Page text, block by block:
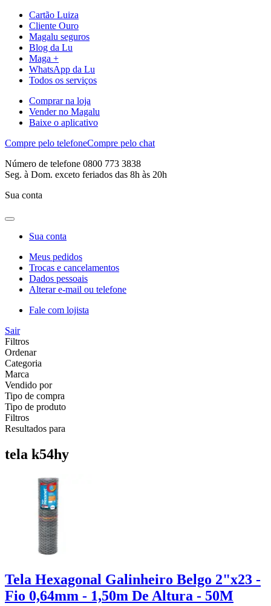
Cartão Luiza
Cliente Ouro
Magalu seguros
Blog da Lu
Maga +
WhatsApp da Lu
Todos os serviços
Comprar na loja
Vender no Magalu
Baixe o aplicativo
Compre pelo telefoneCompre pelo chat
Número de telefone 0800 773 3838
Seg. à Dom. exceto feriados das 8h às 20h
Sua conta
Sua conta
Meus pedidos
Trocas e cancelamentos
Dados pessoais
Alterar e-mail ou telefone
Fale com lojista
Sair
Filtros
Ordenar
Categoria
Marca
Vendido por
Tipo de compra
Tipo de produto
Filtros
Resultados para
tela k54hy
Tela Hexagonal Galinheiro Belgo 2"x23 -
Fio 0,64mm - 1,50m De Altura - 50M